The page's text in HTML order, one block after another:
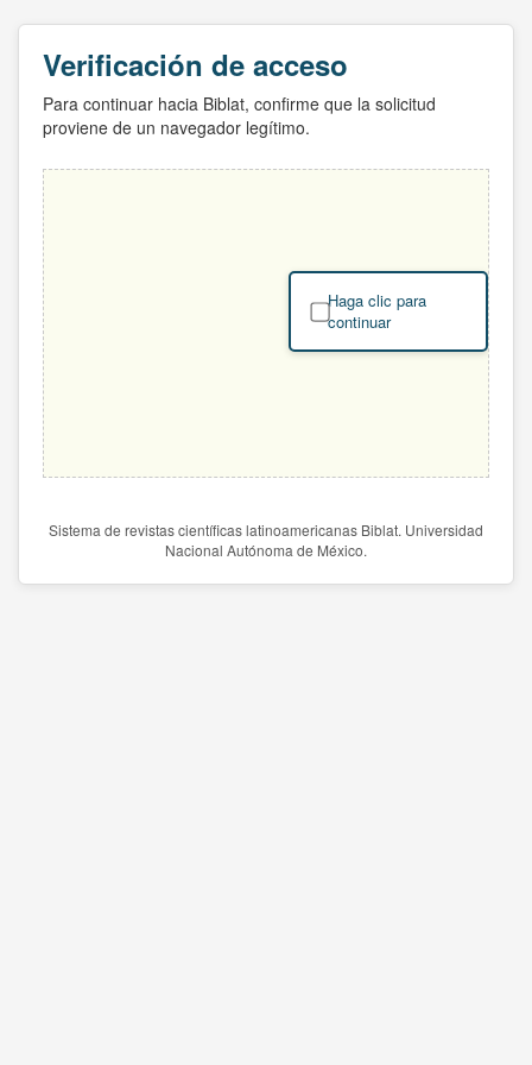
Verificación de acceso
Para continuar hacia Biblat, confirme que la solicitud
proviene de un navegador legítimo.
Haga clic para
continuar
Sistema de revistas científicas latinoamericanas Biblat. Universidad
Nacional Autónoma de México.